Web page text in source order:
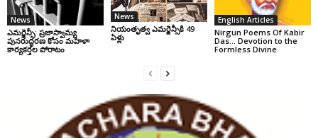
News
ఎమర్జెన్సీ: ప్రజాస్వామ్య
పునరుద్ధరణ కోసం మహిళా
కార్యకర్తల పోరాటం
News
నియంతృత్వ ఎమర్జెన్సీకి 49
ఏళ్లు
English Articles
Nirgun Poems Of Kabir
Das… Devotion to the
Formless Divine